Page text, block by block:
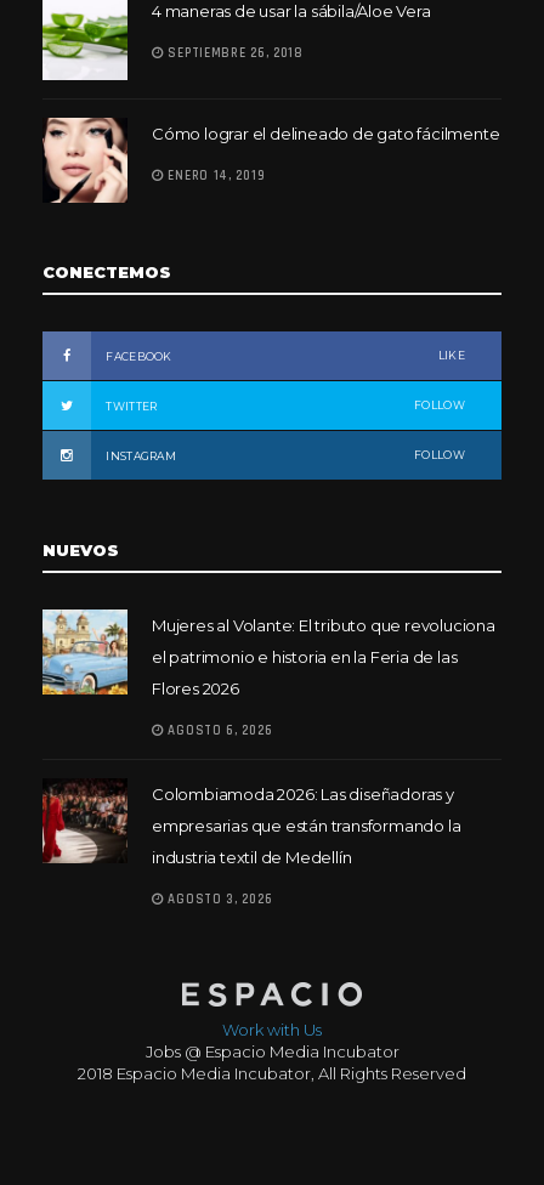
4 maneras de usar la sábila/Aloe Vera
SEPTIEMBRE 26, 2018
Cómo lograr el delineado de gato fácilmente
ENERO 14, 2019
CONECTEMOS
FACEBOOK LIKE
TWITTER FOLLOW
INSTAGRAM FOLLOW
NUEVOS
Mujeres al Volante: El tributo que revoluciona
el patrimonio e historia en la Feria de las
Flores 2026
AGOSTO 6, 2026
Colombiamoda 2026: Las diseñadoras y
empresarias que están transformando la
industria textil de Medellín
AGOSTO 3, 2026
Work with Us
Jobs @ Espacio Media Incubator
2018 Espacio Media Incubator, All Rights Reserved